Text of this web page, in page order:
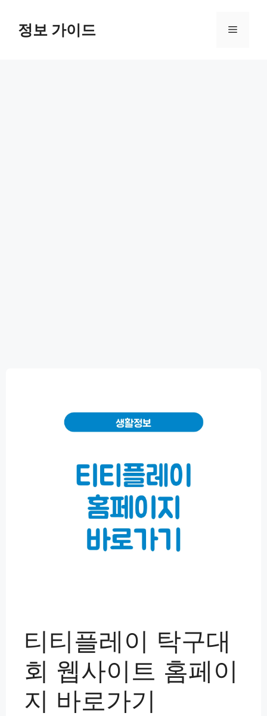
정보 가이드 메
티티플레이 탁구대
회 웹사이트 홈페이
지 바로가기